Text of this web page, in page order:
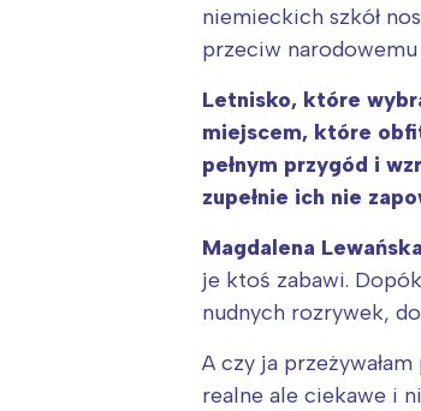
niemieckich szkół
przeciw
Letnisko, które
miejscem, które
pełnym przygód i
zupełnie ich nie
Magdalena Lewańska
je ktoś zabawi.
nudnych rozrywek,
A czy ja
realne ale ciekawe i